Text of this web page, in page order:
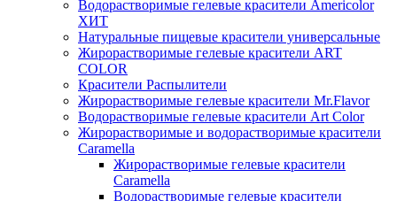
Водорастворимые гелевые красители Americolor
ХИТ
Натуральные пищевые красители универсальные
Жирорастворимые гелевые красители ART
COLOR
Красители Распылители
Жирорастворимые гелевые красители Mr.Flavor
Водорастворимые гелевые красители Art Color
Жирорастворимые и водорастворимые красители
Caramella
Жирорастворимые гелевые красители
Caramella
Водорастворимые гелевые красители